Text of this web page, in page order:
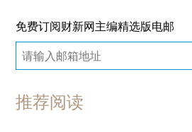
免费订阅财新网主编精选版电邮
推荐阅读